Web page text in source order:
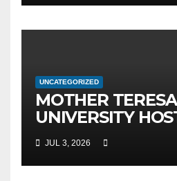
MEETING WITH
GENERAL
UNCATEGORIZED
MOTHER TERESA
UNIVERSITY
MAJOR
SCIENTIFIC
RECTOR FETAJI
JUL 3, 2026